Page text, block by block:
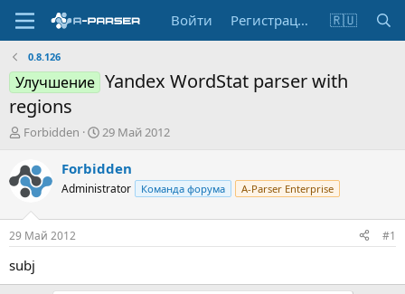
Войти Регистрация 🇷🇺
0.8.126
Улучшение Yandex WordStat parser with
regions
А
т
о
р
т
е
м
ы
Forbidden
Д
т
н
а
29 Май 2012
Forbidden
Administrator Команда форума A-Parser Enterprise
29 Май 2012 #1
subj